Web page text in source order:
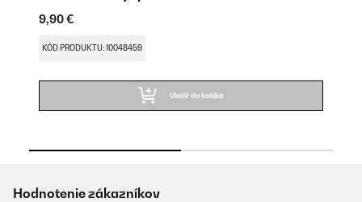
9,90 €
KÓD PRODUKTU: 10048459
Vložiť do košíka
Hodnotenie zákazníkov